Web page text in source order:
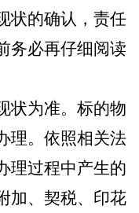
状的确认，责任
务必再仔细阅读
状为准。标的物
理。依照相关法
理过程中产生的
加、契税、印花